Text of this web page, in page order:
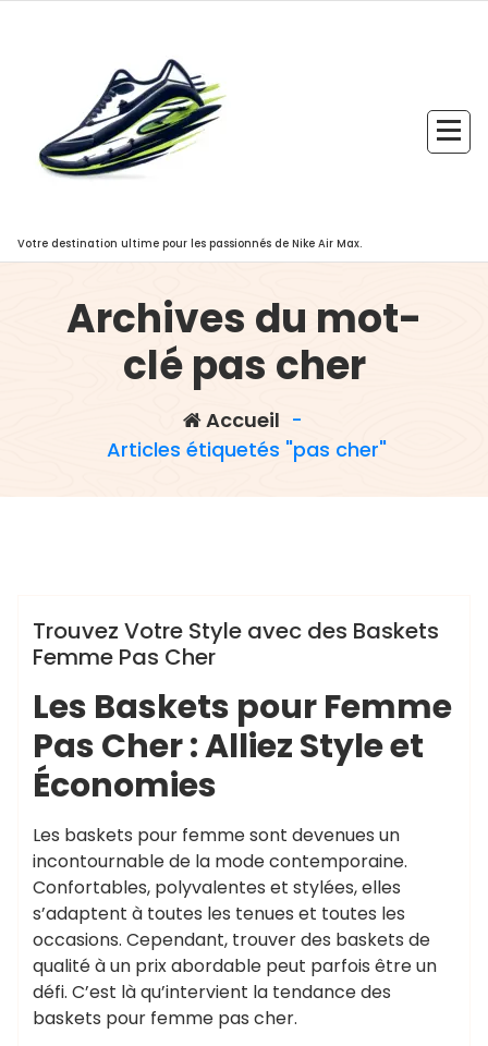
Votre destination ultime pour les passionnés de Nike Air Max.
Archives du mot-
clé pas cher
Accueil -
Articles étiquetés "pas cher"
sport
Trouvez Votre Style avec des Baskets
Femme Pas Cher
Les Baskets pour Femme
Pas Cher : Alliez Style et
Économies
Les baskets pour femme sont devenues un
incontournable de la mode contemporaine.
Confortables, polyvalentes et stylées, elles
s’adaptent à toutes les tenues et toutes les
occasions. Cependant, trouver des baskets de
qualité à un prix abordable peut parfois être un
défi. C’est là qu’intervient la tendance des
baskets pour femme pas cher.